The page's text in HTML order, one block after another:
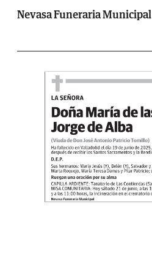
Nevasa Funeraria Municipal